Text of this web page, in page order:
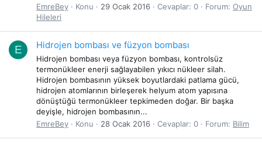
EmreBey
Konu 29 Ocak 2016 Cevaplar: 0 Forum: Oyun
Hileleri
E Hidrojen bombası ve füzyon bombası
Hidrojen bombası veya füzyon bombası, kontrolsüz
termonükleer enerji sağlayabilen yıkıcı nükleer silah.
Hidrojen bombasının yüksek boyutlardaki patlama gücü,
hidrojen atomlarının birleşerek helyum atom yapısına
dönüştüğü termonükleer tepkimeden doğar. Bir başka
deyişle, hidrojen bombasının...
EmreBey
Konu 28 Ocak 2016 Cevaplar: 0 Forum: Bilim